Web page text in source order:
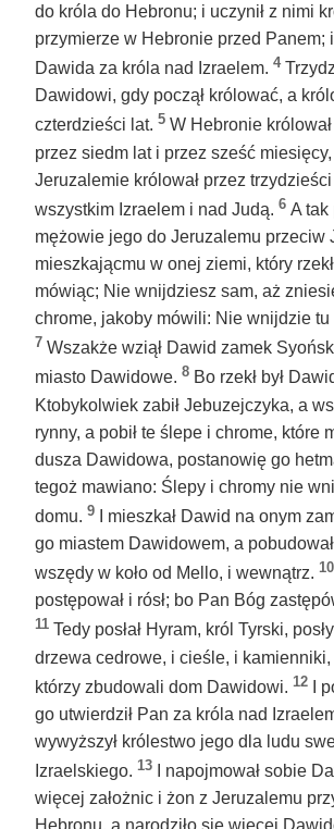
do króla do Hebronu; i uczynił z nimi
przymierze w Hebronie przed Panem;
Dawida za króla nad Izraelem. 4
Dawidowi, gdy począł królować, a
czterdzieści lat. 5 W Hebronie
przez siedm lat i przez sześć
Jeruzalemie królował przez
wszystkim Izraelem i nad Judą. 6 A tak
mężowie jego do Jeruzalemu przeciw
mieszkającmu w onej ziemi, który
mówiąc; Nie wnijdziesz sam, aż
chrome, jakoby mówili: Nie wnijdzie tu
7 Wszakże wziął Dawid zamek
miasto Dawidowe. 8 Bo rzekł był
Ktobykolwiek zabił Jebuzejczyka, a
rynny, a pobił te ślepe i chrome, które
dusza Dawidowa, postanowię go
tegoż mawiano: Ślepy i chromy nie
domu. 9
I mieszkał Dawid na onym
go miastem Dawidowem, a
wszędy w koło od Mello, i wewnątrz. 10
postępował i rósł; bo Pan Bóg
11 Tedy posłał Hyram, król Tyrski,
drzewa cedrowe, i cieśle, i kamienniki,
którzy zbudowali dom Dawidowi. 12
I
go utwierdził Pan za króla nad
wywyższył królestwo jego dla ludu
Izraelskiego. 13
I napojmował sobie
więcej założnic i żon z Jeruzalemu